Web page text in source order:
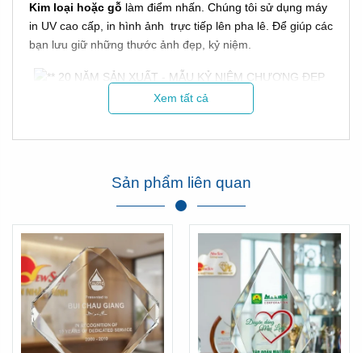
Kim loại hoặc gỗ làm điểm nhấn. Chúng tôi sử dụng máy
in UV cao cấp, in hình ảnh trực tiếp lên pha lê. Để giúp các
bạn lưu giữ những thước ảnh đẹp, kỷ niệm.
Xem tất cả
Sản phẩm liên quan